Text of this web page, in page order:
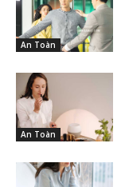
An Toàn
An Toàn